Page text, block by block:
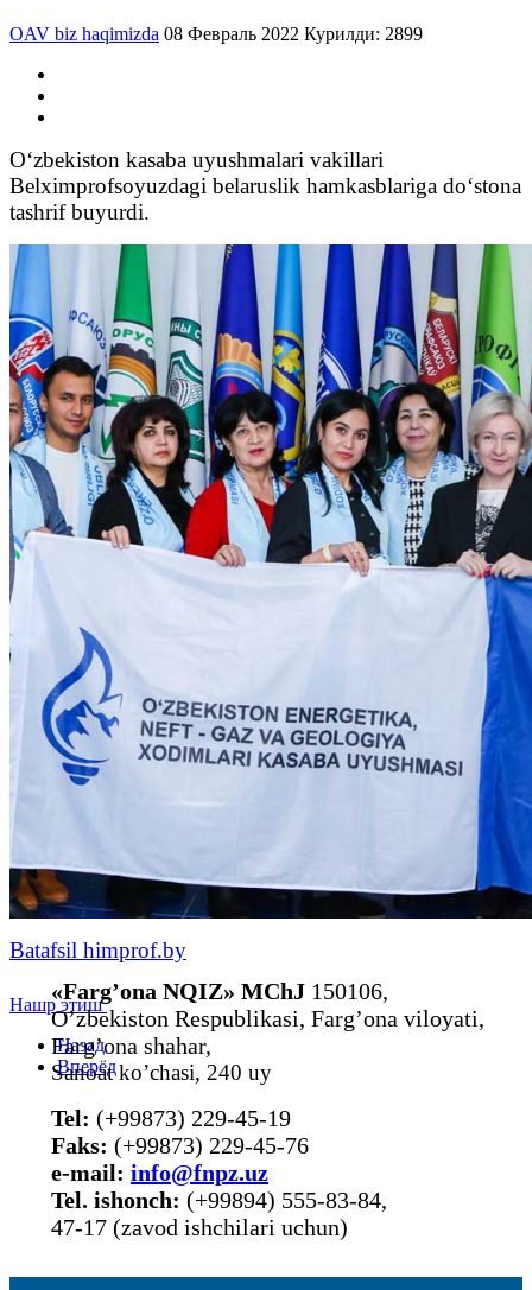
OAV biz haqimizda 08 Февраль 2022 Курилди: 2899
O‘zbekiston kasaba uyushmalari vakillari
Belximprofsoyuzdagi belaruslik hamkasblariga do‘stona
tashrif buyurdi.
Batafsil himprof.by
Нашр этиш
Назад
Вперёд
«Farg’ona NQIZ» MChJ 150106,
O’zbekiston Respublikasi, Farg’ona viloyati,
Farg’ona shahar,
Sanoat ko’chasi, 240 uy
Tel: (+99873) 229-45-19
Faks: (+99873) 229-45-76
е-mail: info@fnpz.uz
Tel. ishonch: (+99894) 555-83-84,
47-17 (zavod ishchilari uchun)